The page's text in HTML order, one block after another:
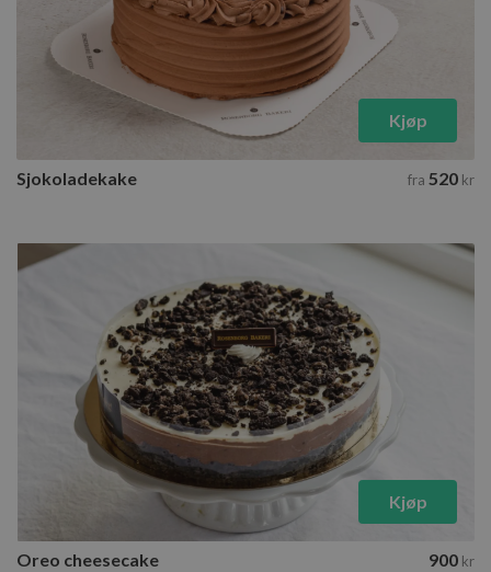
Kjøp
Sjokoladekake fra 520 kr
Kjøp
Oreo cheesecake 900 kr